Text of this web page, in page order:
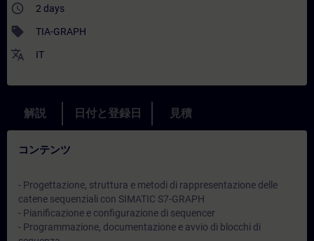
access_time 2 days
sell TIA-GRAPH
translate IT
解説 日付と登録日 見積
コンテンツ
- Progettazione, struttura e metodi di rappresentazione delle
catene sequenziali con SIMATIC S7-GRAPH
- Pianificazione e configurazione di sequencer
- Programmazione, documentazione e avvio di blocchi di